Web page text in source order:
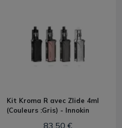
Kit Kroma R avec Zlide 4ml
(Couleurs :Gris) - Innokin
83,50 €